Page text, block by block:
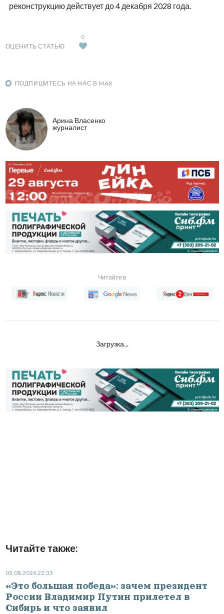
реконструкцию действует до 4 декабря 2028 года.
ОЦЕНИТЬ СТАТЬЮ
0
ПОДПИШИТЕСЬ НА НАС В MAX
Арина Власенко
журналист
Читайте в
Загрузка...
Читайте также:
03.08.2026 22:35
«Это большая победа»: зачем президент
России Владимир Путин прилетел в
Сибирь и что заявил